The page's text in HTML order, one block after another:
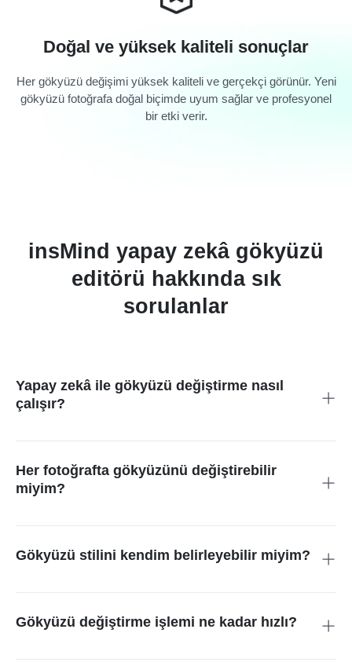
Doğal ve yüksek kaliteli sonuçlar
Her gökyüzü değişimi yüksek kaliteli ve gerçekçi görünür. Yeni
gökyüzü fotoğrafa doğal biçimde uyum sağlar ve profesyonel
bir etki verir.
insMind yapay zekâ gökyüzü
editörü hakkında sık
sorulanlar
Yapay zekâ ile gökyüzü değiştirme nasıl
çalışır?
Her fotoğrafta gökyüzünü değiştirebilir
miyim?
alabilirsiniz.
Gökyüzü stilini kendim belirleyebilir miyim?
göre tasarlar.
Gökyüzü değiştirme işlemi ne kadar hızlı?